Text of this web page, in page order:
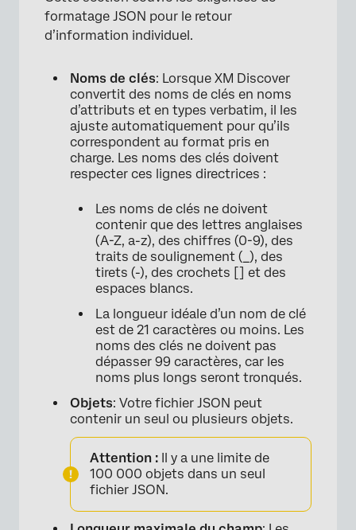
formatage JSON pour le retour
d’information individuel.
Noms de clés: Lorsque XM Discover
convertit des noms de clés en noms
d’attributs et en types verbatim, il les
ajuste automatiquement pour qu’ils
correspondent au format pris en
charge. Les noms des clés doivent
respecter ces lignes directrices :
Les noms de clés ne doivent
contenir que des lettres anglaises
(A-Z, a-z), des chiffres (0-9), des
traits de soulignement (_), des
tirets (-), des crochets [] et des
espaces blancs.
La longueur idéale d’un nom de clé
est de 21 caractères ou moins. Les
noms des clés ne doivent pas
dépasser 99 caractères, car les
noms plus longs seront tronqués.
Objets: Votre fichier JSON peut
contenir un seul ou plusieurs objets.
Attention : Il y a une limite de
100 000 objets dans un seul
fichier JSON.